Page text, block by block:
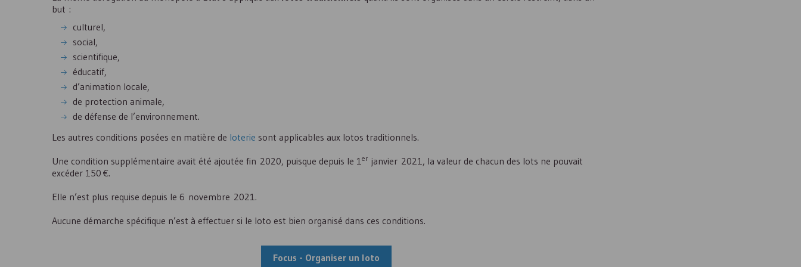
but :
culturel,
social,
scientifique,
éducatif,
d’animation locale,
de protection animale,
de défense de l’environnement.
Les autres conditions posées en matière de loterie sont applicables aux lotos traditionnels.
Une condition supplémentaire avait été ajoutée fin 2020, puisque depuis le 1er janvier 2021, la valeur de chacun des lots ne pouvait
excéder 150 €.
Elle n’est plus requise depuis le 6 novembre 2021.
Aucune démarche spécifique n’est à effectuer si le loto est bien organisé dans ces conditions.
Focus - Organiser un loto